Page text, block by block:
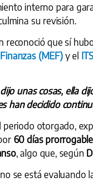
interno para
su revisión.
reconoció que sí
(MEF) y el
unas cosas, ella
han decidido
periodo otorgado,
60 días
, algo que, según
se está evaluando